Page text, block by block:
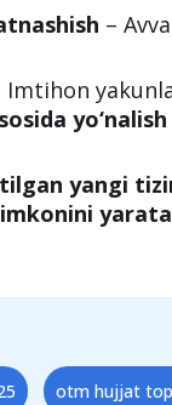
–
Imtihon
yangi
otm hujjat